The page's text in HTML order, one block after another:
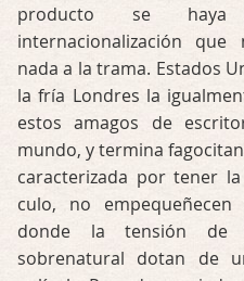
producto se
internacionalización
nada a la trama. Estados
la fría Londres la
estos amagos de
mundo, y termina
caracterizada por tener
culo, no
donde la tensión de
sobrenatural dotan de